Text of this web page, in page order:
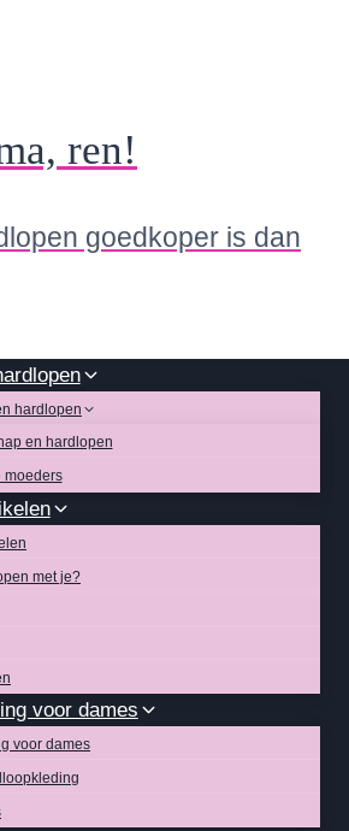
ren!
goedkoper is dan
hardlopen
en hardlopen
moeders
met je?
voor dames
voor dames